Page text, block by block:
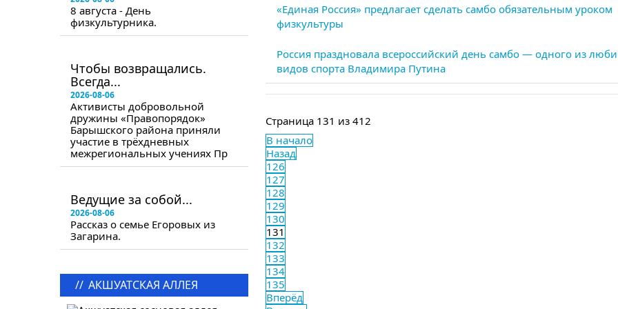
8 августа - День
физкультурника.
Чтобы возвращались.
Всегда...
2026-08-06
Активисты добровольной
дружины «Правопорядок»
Барышского района приняли
участие в трёхдневных
межрегиональных учениях Пр
Ведущие за собой...
2026-08-06
Рассказ о семье Егоровых из
Загарина.
// АКШУАТСКАЯ АЛЛЕЯ
«Единая Россия» предлагает сделать самбо обязательным уроком
физкультуры
Россия праздновала всероссийский день самбо — одного из
видов спорта Владимира Путина
Страница 131 из 412
В начало
Назад
126
127
128
129
130
131
132
133
134
135
Вперёд